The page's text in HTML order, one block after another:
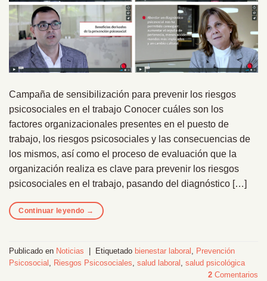
Campaña de sensibilización para prevenir los riesgos
psicosociales en el trabajo Conocer cuáles son los
factores organizacionales presentes en el puesto de
trabajo, los riesgos psicosociales y las consecuencias de
los mismos, así como el proceso de evaluación que la
organización realiza es clave para prevenir los riesgos
psicosociales en el trabajo, pasando del diagnóstico […]
Continuar leyendo →
Publicado en Noticias Etiquetado bienestar laboral
Prevención
Psicosocial
Riesgos Psicosociales salud laboral
salud psicológica
2 Comentarios